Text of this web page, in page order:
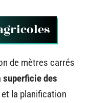
de mètres carrés
superficie des
la planification